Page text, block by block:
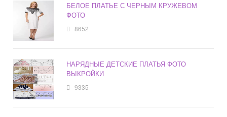
БЕЛОЕ ПЛАТЬЕ С ЧЕРНЫМ КРУЖЕВОМ
ФОТО
8652
НАРЯДНЫЕ ДЕТСКИЕ ПЛАТЬЯ ФОТО
ВЫКРОЙКИ
9335